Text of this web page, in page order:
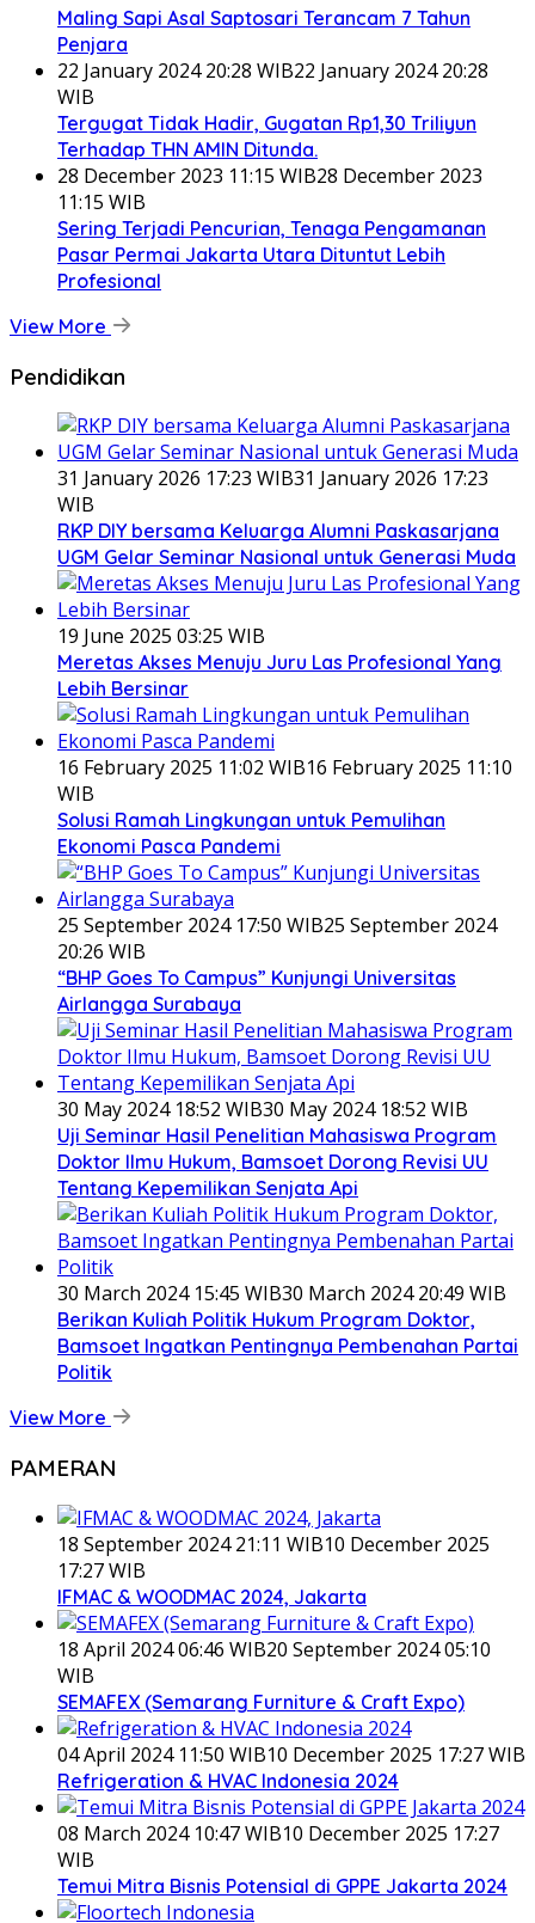
Maling Sapi Asal Saptosari Terancam 7 Tahun
Penjara
22 January 2024 20:28 WIB22 January 2024 20:28
WIB
Tergugat Tidak Hadir, Gugatan Rp1,30 Triliyun
Terhadap THN AMIN Ditunda.
28 December 2023 11:15 WIB28 December 2023
11:15 WIB
Sering Terjadi Pencurian, Tenaga Pengamanan
Pasar Permai Jakarta Utara Dituntut Lebih
Profesional
View More
Pendidikan
31 January 2026 17:23 WIB31 January 2026 17:23
WIB
RKP DIY bersama Keluarga Alumni Paskasarjana
UGM Gelar Seminar Nasional untuk Generasi Muda
19 June 2025 03:25 WIB
Meretas Akses Menuju Juru Las Profesional Yang
Lebih Bersinar
16 February 2025 11:02 WIB16 February 2025 11:10
WIB
Solusi Ramah Lingkungan untuk Pemulihan
Ekonomi Pasca Pandemi
25 September 2024 17:50 WIB25 September 2024
20:26 WIB
“BHP Goes To Campus” Kunjungi Universitas
Airlangga Surabaya
30 May 2024 18:52 WIB30 May 2024 18:52 WIB
Uji Seminar Hasil Penelitian Mahasiswa Program
Doktor Ilmu Hukum, Bamsoet Dorong Revisi UU
Tentang Kepemilikan Senjata Api
30 March 2024 15:45 WIB30 March 2024 20:49 WIB
Berikan Kuliah Politik Hukum Program Doktor,
Bamsoet Ingatkan Pentingnya Pembenahan Partai
Politik
View More
PAMERAN
18 September 2024 21:11 WIB10 December 2025
17:27 WIB
IFMAC & WOODMAC 2024, Jakarta
18 April 2024 06:46 WIB20 September 2024 05:10
WIB
SEMAFEX (Semarang Furniture & Craft Expo)
04 April 2024 11:50 WIB10 December 2025 17:27 WIB
Refrigeration & HVAC Indonesia 2024
08 March 2024 10:47 WIB10 December 2025 17:27
WIB
Temui Mitra Bisnis Potensial di GPPE Jakarta 2024